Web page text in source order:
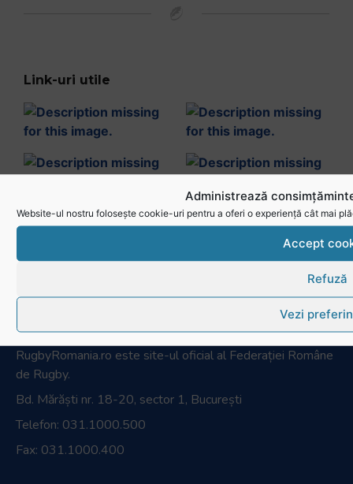
Administrează
Website-ul nostru folosește cookie-uri pentru a oferi o experiență cât mai
Accept
Refuză
Vezi
Link-uri utile
RugbyRomania.ro este site-ul oficial al Federației Române
de Rugby.
Bd. Mărăști nr. 18-20, sector 1, București
Telefon: 031.1000.500
Fax: 031.1000.400